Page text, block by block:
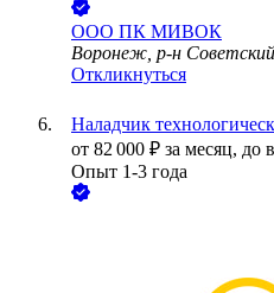
ООО ПК МИВОК
Воронеж, р-н Советский
Откликнуться
Наладчик
от 82 000 ₽ за месяц, до
Опыт 1-3 года